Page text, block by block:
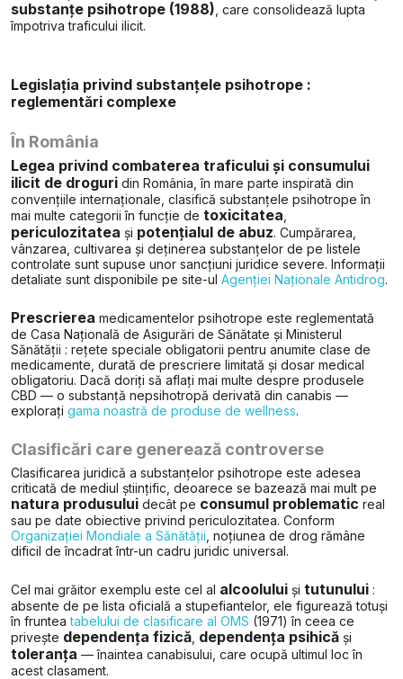
substanțe psihotrope (1988) , care consolidează lupta
împotriva traficului ilicit.
Legislația privind substanțele psihotrope :
reglementări complexe
În România
Legea privind combaterea traficului și consumului
ilicit de droguri din România, în mare parte inspirată din
convențiile internaționale, clasifică substanțele psihotrope în
mai multe categorii în funcție de toxicitatea
periculozitatea și potențialul de abuz. Cumpărarea,
vânzarea, cultivarea și deținerea substanțelor de pe listele
controlate sunt supuse unor sancțiuni juridice severe. Informații
detaliate sunt disponibile pe site-ul Agenției Naționale Antidrog.
Prescrierea medicamentelor psihotrope este reglementată
de Casa Națională de Asigurări de Sănătate și Ministerul
Sănătății : rețete speciale obligatorii pentru anumite clase de
medicamente, durată de prescriere limitată și dosar medical
obligatoriu. Dacă doriți să aflați mai multe despre produsele
CBD — o substanță nepsihotropă derivată din canabis —
explorați gama noastră de produse de wellness.
Clasificări care generează controverse
Clasificarea juridică a substanțelor psihotrope este adesea
criticată de mediul științific, deoarece se bazează mai mult pe
natura produsului decât pe consumul problematic real
sau pe date obiective privind periculozitatea. Conform
Organizației Mondiale a Sănătății , noțiunea de drog rămâne
dificil de încadrat într-un cadru juridic universal.
Cel mai grăitor exemplu este cel al alcoolului și tutunului :
absente de pe lista oficială a stupefiantelor, ele figurează totuși
în frunteatabelului de clasificare al OMS (1971) în ceea ce
privește dependența fizică dependența psihică și
toleranța — înaintea canabisului, care ocupă ultimul loc în
acest clasament.